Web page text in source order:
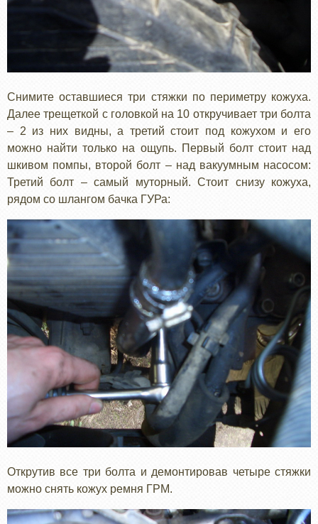
Снимите оставшиеся три стяжки по периметру кожуха.
Далее трещеткой с головкой на 10 откручивает три болта
– 2 из них видны, а третий стоит под кожухом и его
можно найти только на ощупь. Первый болт стоит над
шкивом помпы, второй болт – над вакуумным насосом:
Третий болт – самый муторный. Стоит снизу кожуха,
рядом со шлангом бачка ГУРа:
Открутив все три болта и демонтировав четыре стяжки
можно снять кожух ремня ГРМ.